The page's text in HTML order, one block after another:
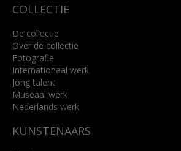
COLLECTIE
De collectie
Over de collectie
Fotografie
Internationaal werk
Jong talent
Museaal werk
Nederlands werk
KUNSTENAARS